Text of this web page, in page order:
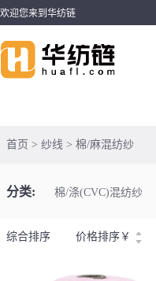
欢迎您来到华纺链
首页 > 纱线 > 棉/麻混纺纱
分类: 棉/涤(CVC)混纺纱
综合排序 价格排序 ￥